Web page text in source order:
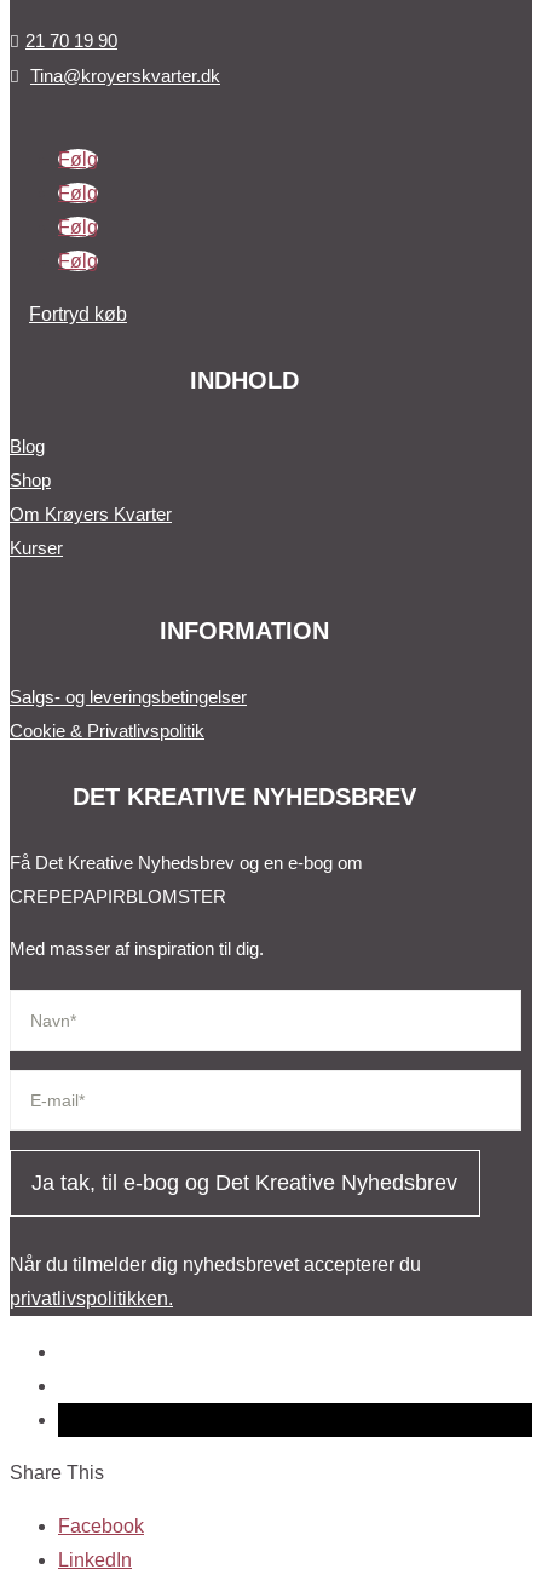
 21 70 19 90
 Tina@kroyerskvarter.dk
Følg
Følg
Følg
Følg
Fortryd køb
INDHOLD
Blog
Shop
Om Krøyers Kvarter
Kurser
INFORMATION
Salgs- og leveringsbetingelser
Cookie & Privatlivspolitik
DET KREATIVE NYHEDSBREV
Få Det Kreative Nyhedsbrev og en e-bog om
CREPEPAPIRBLOMSTER
Med masser af inspiration til dig.
Ja tak, til e-bog og Det Kreative Nyhedsbrev
Når du tilmelder dig nyhedsbrevet accepterer du
privatlivspolitikken.
Share This
Facebook
LinkedIn